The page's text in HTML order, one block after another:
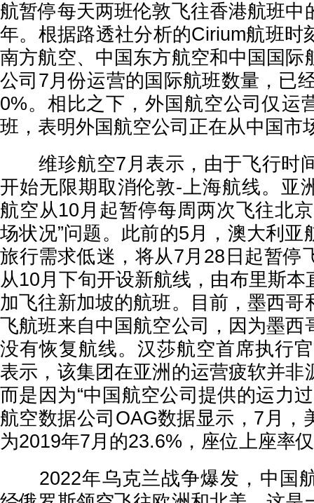
航暂停每天两班伦敦飞往香港航班中
年。根据路透社分析的Cirium航班时
南方航空、中国东方航空和中国国际
公司7月份运营的国际航班数量，已
0%。相比之下，外国航空公司仅运
班，表明外国航空公司正在从中国市
维珍航空7月表示，由于飞行时
开始无限期取消伦敦-上海航线。亚
航空从10月起暂停每周两次飞往北
场状况”问题。此前的5月，澳大利亚
旅行需求低迷，将从7月28日起暂停
从10月下旬开设新航线，由布里斯本
加飞往新加坡的航班。目前，墨西哥
飞航班来自中国航空公司，因为墨西
没有恢复航线。汉莎航空首席执行
表示，该集团在亚洲的运营疲软并非
而是因为“中国航空公司提供的运力
航空数据公司OAG数据显示，7月，
为2019年7月的23.6%，座位上座率
2022年乌克兰战争爆发，中国